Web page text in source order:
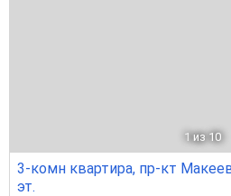
1 из 10
3-комн квартира, пр-кт
эт.